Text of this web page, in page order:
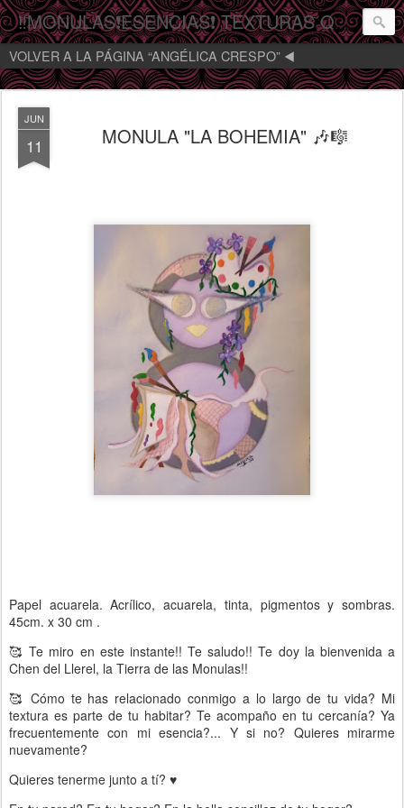
‼️MONULAS❗️ESENCIAS❗️ TEXTURAS QUE MIRAN‼️
VOLVER A LA PÁGINA “ANGÉLICA CRESPO” ◀️
JUN
11 MONULA "LA BOHEMIA" 🎶🎼
Papel acuarela. Acrílico, acuarela, tinta, pigmentos y sombras.
45cm. x 30 cm .
🥰 Te miro en este instante!! Te saludo!! Te doy la bienvenida a
Chen del Llerel, la Tierra de las Monulas!!
🥰 Cómo te has relacionado conmigo a lo largo de tu vida? Mi
textura es parte de tu habitar? Te acompaño en tu cercanía? Ya
frecuentemente con mi esencia?... Y si no? Quieres mirarme
nuevamente?
Quieres tenerme junto a tí? ♥️